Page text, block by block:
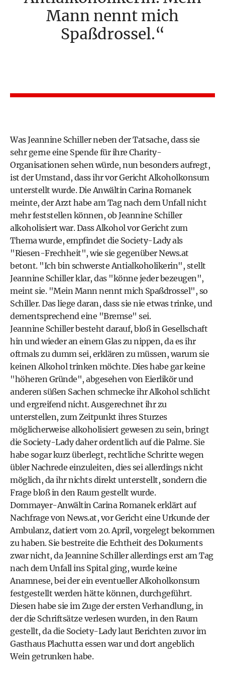
Mann nennt mich
Spaßdrossel.
Was Jeannine Schiller neben der Tatsache, dass sie
sehr gerne eine Spende für ihre Charity-
Organisationen sehen würde, nun besonders aufregt,
ist der Umstand, dass ihr vor Gericht Alkoholkonsum
unterstellt wurde. Die Anwältin Carina Romanek
meinte, der Arzt habe am Tag nach dem Unfall nicht
mehr feststellen können, ob Jeannine Schiller
alkoholisiert war. Dass Alkohol vor Gericht zum
Thema wurde, empfindet die Society-Lady als
"Riesen-Frechheit", wie sie gegenüber News.at
betont. "Ich bin schwerste Antialkoholikerin", stellt
Jeannine Schiller klar, das "könne jeder bezeugen",
meint sie. "Mein Mann nennt mich Spaßdrossel", so
Schiller. Das liege daran, dass sie nie etwas trinke, und
dementsprechend eine "Bremse" sei.
Jeannine Schiller besteht darauf, bloß in Gesellschaft
hin und wieder an einem Glas zu nippen, da es ihr
oftmals zu dumm sei, erklären zu müssen, warum sie
keinen Alkohol trinken möchte. Dies habe gar keine
"höheren Gründe", abgesehen von Eierlikör und
anderen süßen Sachen schmecke ihr Alkohol schlicht
und ergreifend nicht. Ausgerechnet ihr zu
unterstellen, zum Zeitpunkt ihres Sturzes
möglicherweise alkoholisiert gewesen zu sein, bringt
die Society-Lady daher ordentlich auf die Palme. Sie
habe sogar kurz überlegt, rechtliche Schritte wegen
übler Nachrede einzuleiten, dies sei allerdings nicht
möglich, da ihr nichts direkt unterstellt, sondern die
Frage bloß in den Raum gestellt wurde.
Dommayer-Anwältin Carina Romanek erklärt auf
Nachfrage von News.at, vor Gericht eine Urkunde der
Ambulanz, datiert vom 20. April, vorgelegt bekommen
zu haben. Sie bestreite die Echtheit des Dokuments
zwar nicht, da Jeannine Schiller allerdings erst am Tag
nach dem Unfall ins Spital ging, wurde keine
Anamnese, bei der ein eventueller Alkoholkonsum
festgestellt werden hätte können, durchgeführt.
Diesen habe sie im Zuge der ersten Verhandlung, in
der die Schriftsätze verlesen wurden, in den Raum
gestellt, da die Society-Lady laut Berichten zuvor im
Gasthaus Plachutta essen war und dort angeblich
Wein getrunken habe.